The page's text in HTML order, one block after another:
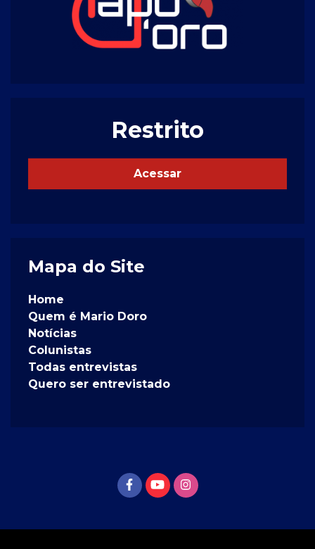
Restrito
Acessar
Mapa do Site
Home
Quem é Mario Doro
Notícias
Colunistas
Todas entrevistas
Quero ser entrevistado